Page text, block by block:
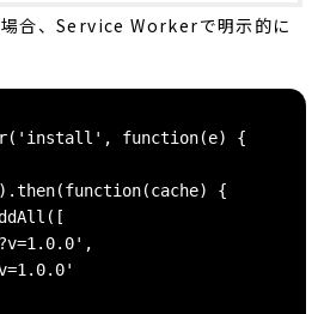
合、Service Workerで明示的に
function(e) {
{